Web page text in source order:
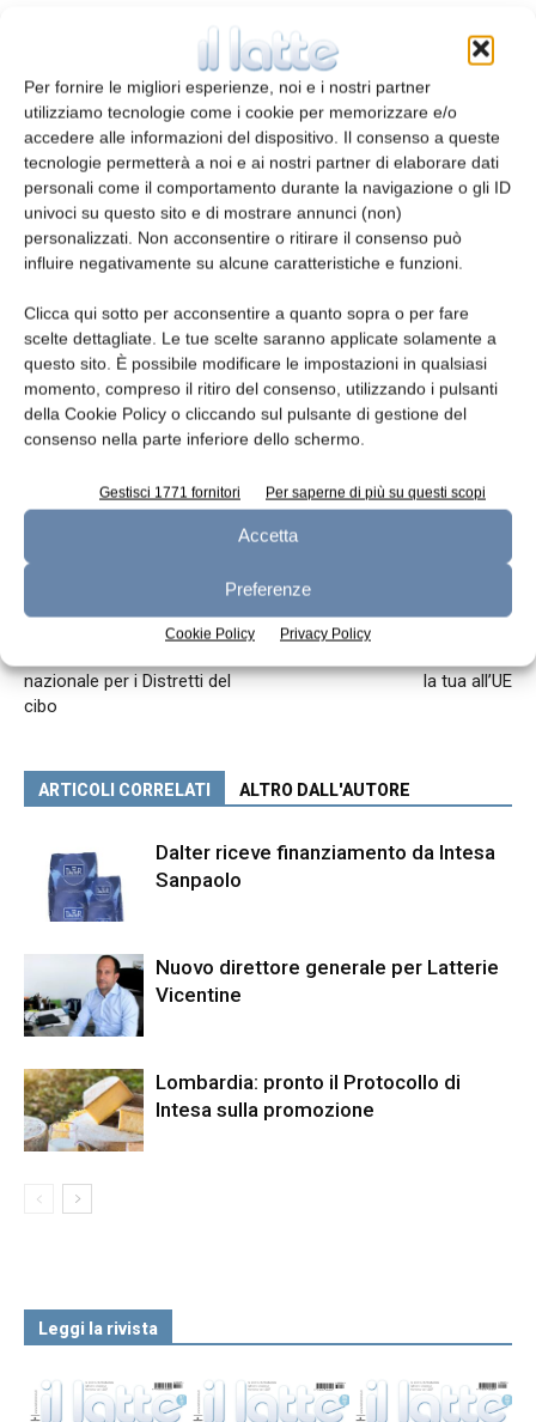
Per fornire le migliori esperienze, noi e i nostri partner
utilizziamo tecnologie come i cookie per memorizzare e/o
accedere alle informazioni del dispositivo. Il consenso a queste
tecnologie permetterà a noi e ai nostri partner di elaborare dati
personali come il comportamento durante la navigazione o gli ID
univoci su questo sito e di mostrare annunci (non)
personalizzati. Non acconsentire o ritirare il consenso può
influire negativamente su alcune caratteristiche e funzioni.
Clicca qui sotto per acconsentire a quanto sopra o per fare
scelte dettagliate. Le tue scelte saranno applicate solamente a
questo sito. È possibile modificare le impostazioni in qualsiasi
momento, compreso il ritiro del consenso, utilizzando i pulsanti
della Cookie Policy o cliccando sul pulsante di gestione del
consenso nella parte inferiore dello schermo.
Gestisci 1771 fornitori Per saperne di più su questi scopi
Accetta
Preferenze
Cookie Policy Privacy Policy
Arricchisce la gamma dei barattoli di gelato la
referenza TRIO CRISPY LAYERS, in cui venature
di cioccolato rubry croccante intercalano strati
di gelato al pistacchio e alla panna. La seconda
referenza è invece uno stecco con copertura
croccante al cioccolato ruby che racchiude un
gelato alla panna.
Häagen-Dazs® è un marchio registrato di cui
TAGS Froneri Gelato
Articolo precedente
nazionale per i Distretti del
cibo
Articolo successivo
la tua all’UE
ARTICOLI CORRELATI ALTRO DALL'AUTORE
Dalter riceve finanziamento da Intesa
Sanpaolo
Nuovo direttore generale per Latterie
Vicentine
Lombardia: pronto il Protocollo di
Intesa sulla promozione
Leggi la rivista